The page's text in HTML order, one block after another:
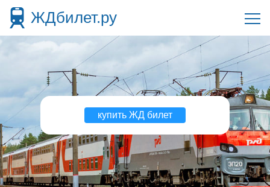
ЖДбилет.ру
купить ЖД билет